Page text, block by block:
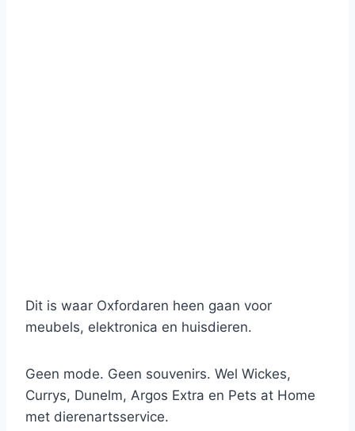
Dit is waar Oxfordaren heen gaan voor
meubels, elektronica en huisdieren.
Geen mode. Geen souvenirs. Wel Wickes,
Currys, Dunelm, Argos Extra en Pets at Home
met dierenartsservice.